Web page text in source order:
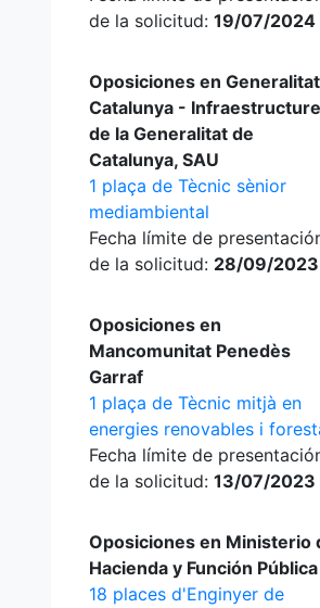
de la solicitud: 19/07/2024
Oposiciones en
Catalunya -
de la Generalitat de
Catalunya, SAU
1 plaça de Tècnic sènior
mediambiental
Fecha límite de
de la solicitud: 28/09/2023
Oposiciones en
Mancomunitat Penedès
Garraf
1 plaça de Tècnic mitjà en
energies renovables i
Fecha límite de
de la solicitud: 13/07/2023
Oposiciones en Ministerio
Hacienda y Función Pública
18 places d'Enginyer de